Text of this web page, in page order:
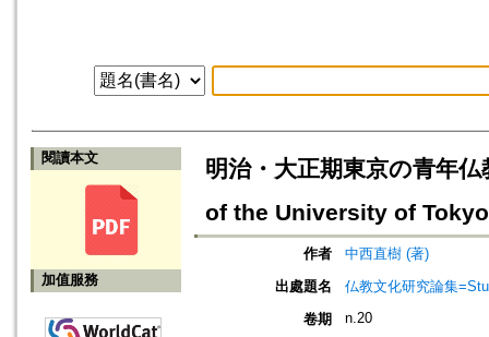
閱讀本文
加值服務
明治・大正期東京の青年
of the University of
作者
中西直樹 (著)
出處題名
仏教文化研究論集
卷期
n.20